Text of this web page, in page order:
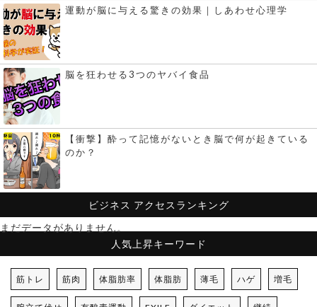
運動が脳に与える驚きの効果｜しあわせ心理学
脳を狂わせる3つのヤバイ食品
【衝撃】酔って記憶がないとき脳で何が起きている
のか？
ビジネス アクセスランキング
まだデータがありません。
人気上昇キーワード
筋トレ 筋肉 体脂肪率 体脂肪 薄毛 ハゲ 増毛